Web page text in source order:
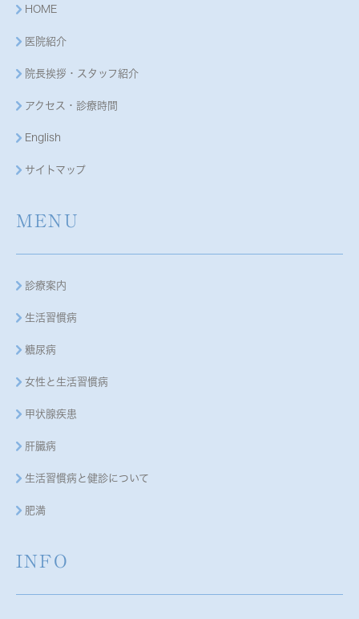
HOME
医院紹介
院長挨拶・スタッフ紹介
アクセス・診療時間
English
サイトマップ
MENU
診療案内
生活習慣病
糖尿病
女性と生活習慣病
甲状腺疾患
肝臓病
生活習慣病と健診について
肥満
INFO